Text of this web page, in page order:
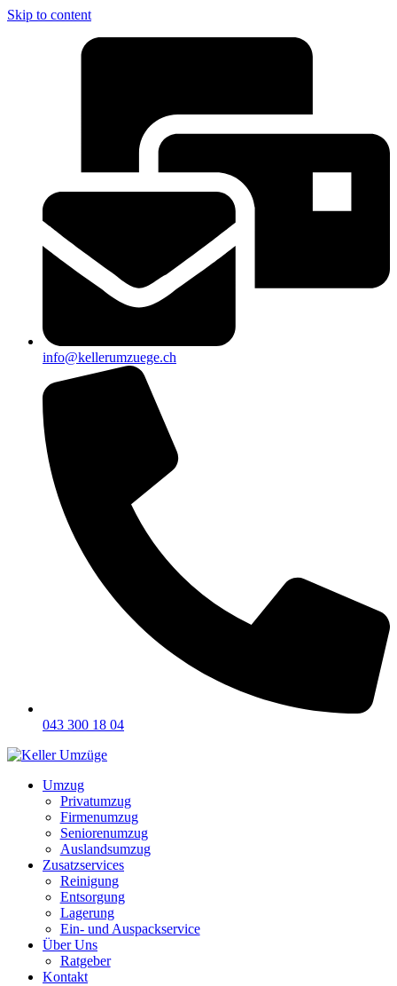
Skip to content
info@kellerumzuege.ch
043 300 18 04
Umzug
Privatumzug
Firmenumzug
Seniorenumzug
Auslandsumzug
Zusatzservices
Reinigung
Entsorgung
Lagerung
Ein- und Auspackservice
Über Uns
Ratgeber
Kontakt